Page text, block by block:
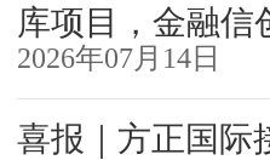
库项目，金融信
2026年07月14日
喜报｜方正国际